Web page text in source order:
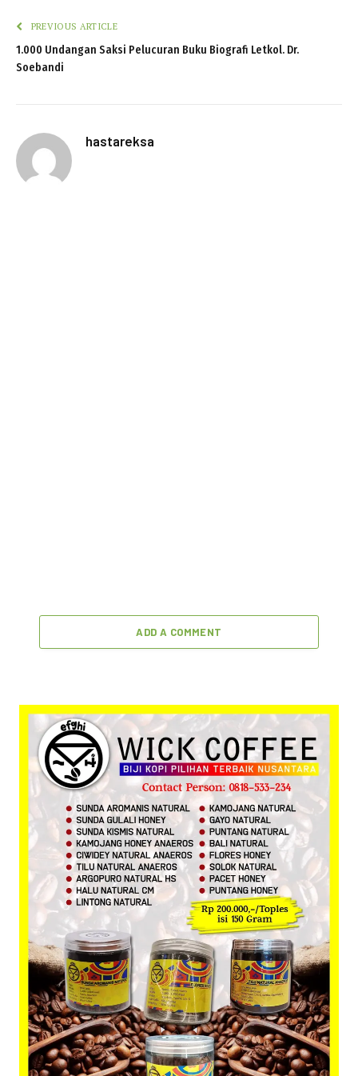
PREVIOUS ARTICLE
1.000 Undangan Saksi Pelucuran Buku Biografi Letkol. Dr.
Soebandi
hastareksa
ADD A COMMENT